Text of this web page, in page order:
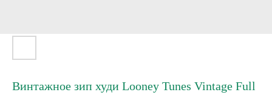
Винтажное зип худи Looney Tunes Vintage Full